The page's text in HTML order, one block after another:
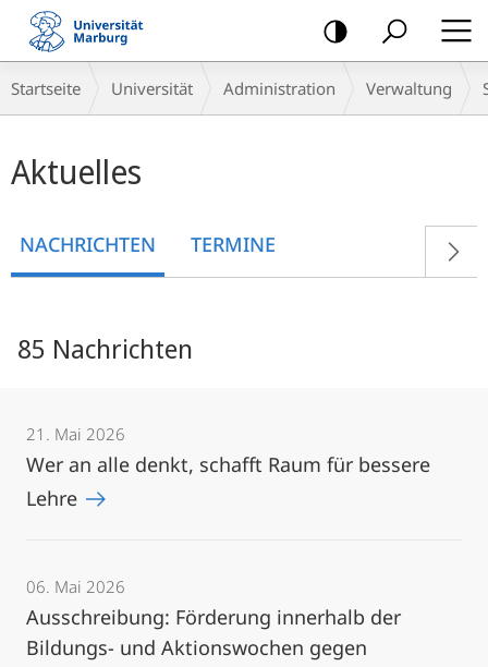
Mobile-
Navigation
Breadcrumb-
Navigation
Startseite Universität Administration Verwaltung
Aktuelles
NACHRICHTEN TERMINE
85 Nachrichten
21. Mai 2026
Wer an alle denkt, schafft Raum für bessere
Lehre
06. Mai 2026
Ausschreibung: Förderung innerhalb der
Bildungs- und Aktionswochen gegen